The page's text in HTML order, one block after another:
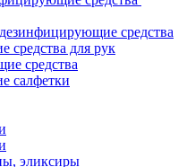
средства
средства для рук
средства
салфетки
эликсиры